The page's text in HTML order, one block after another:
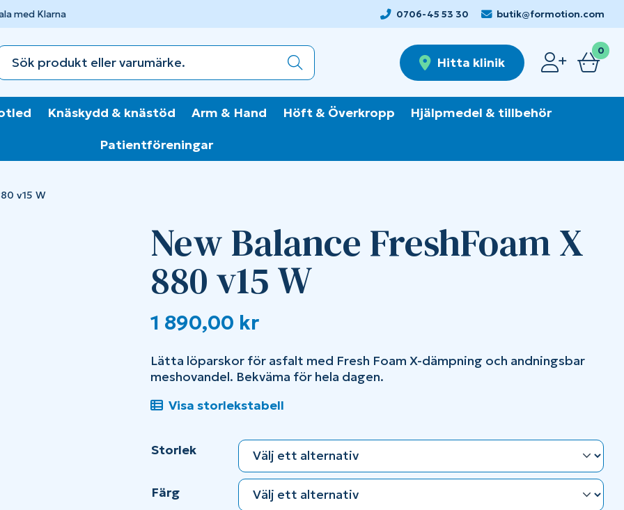
med Klarna 0706-45 53 30 butik@formotion.com
Hitta klinik
0
Knäskydd & knästöd Arm & Hand Höft & Överkropp
Hjälpmedel & tillbehör
Patientföreningar
v15 W
New Balance FreshFoam X
880 v15 W
1 890,00 kr
Lätta löparskor för asfalt med Fresh Foam X-dämpning och andningsbar
meshovandel. Bekväma för hela dagen.
Visa storlekstabell
Storlek
Färg